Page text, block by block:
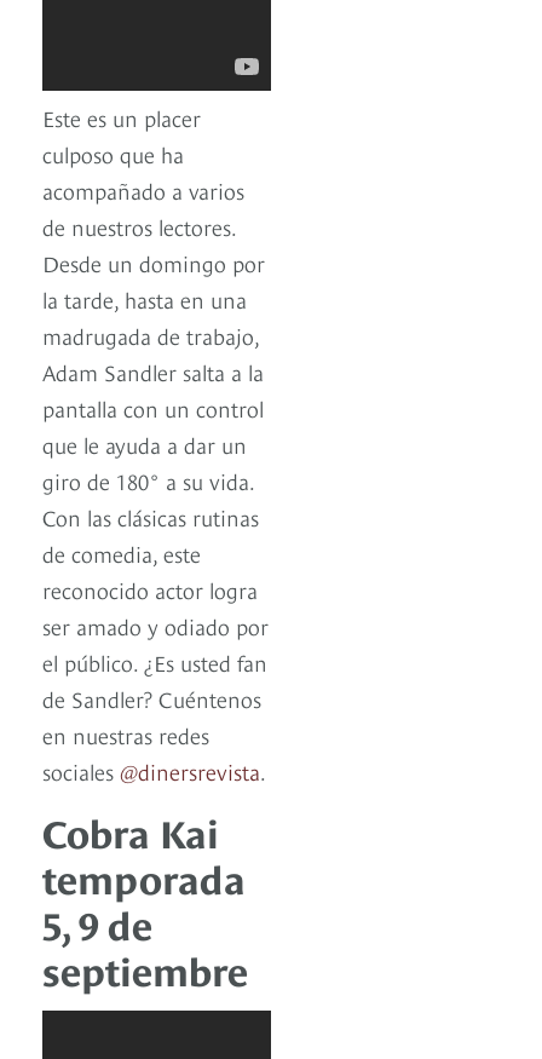
Este es un placer
culposo que ha
acompañado a varios
de nuestros lectores.
Desde un domingo por
la tarde, hasta en una
madrugada de trabajo,
Adam Sandler salta a la
pantalla con un control
que le ayuda a dar un
giro de 180° a su vida.
Con las clásicas rutinas
de comedia, este
reconocido actor logra
ser amado y odiado por
el público. ¿Es usted fan
de Sandler? Cuéntenos
en nuestras redes
sociales @dinersrevista.
Cobra Kai
temporada
5, 9 de
septiembre